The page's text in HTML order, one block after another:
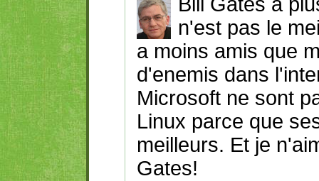
Bill Gates a
n'est pas le
a moins amis que
d'enemis dans
Microsoft ne sont
Linux parce que
meilleurs. Et je
Gates!